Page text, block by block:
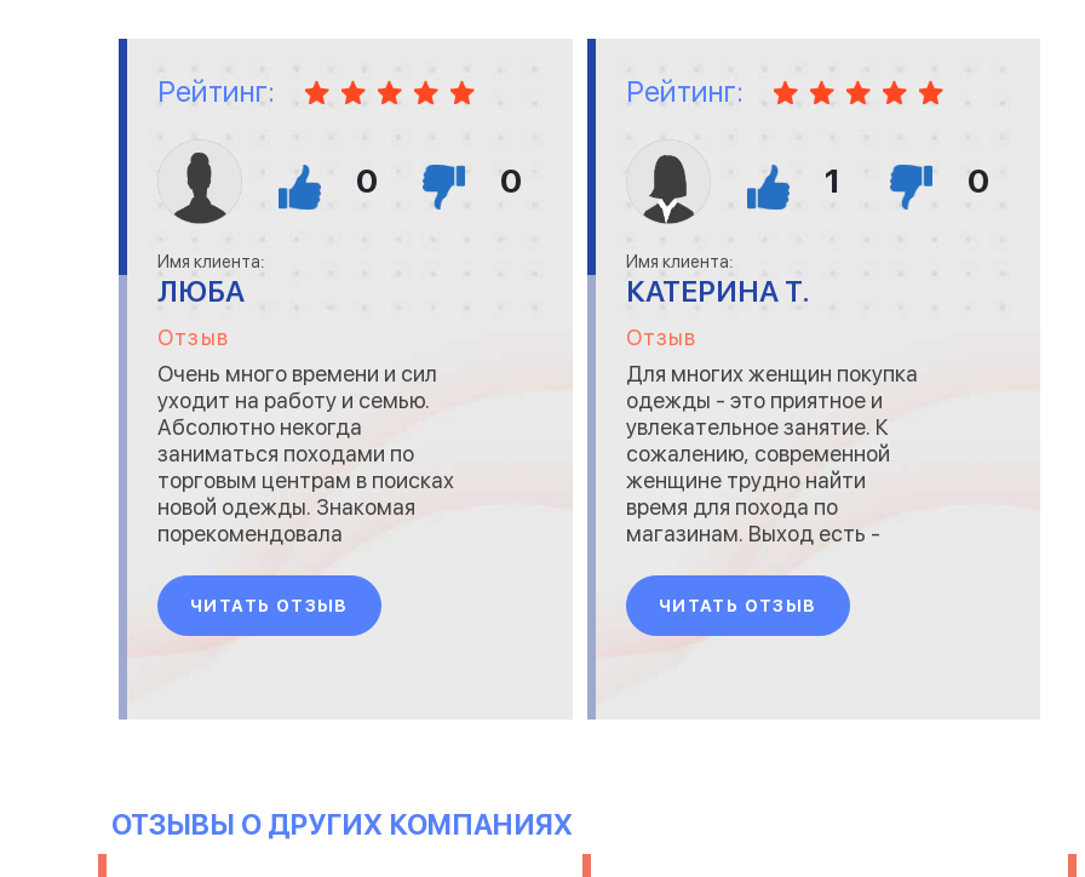
Рейтинг:
0 0
Имя клиента:
ЛЮБА
Отзыв
Очень много времени и сил
уходит на работу и семью.
Абсолютно некогда
заниматься походами по
торговым центрам в поисках
новой одежды. Знакомая
порекомендовала
довольна этим онлайн
магазином: ассортимент,
цены, качество.
ЧИТАТЬ ОТЗЫВ
Рейтинг:
1 0
Имя клиента:
КАТЕРИНА Т.
Отзыв
Для многих женщин покупка
одежды - это приятное и
увлекательное занятие. К
сожалению, современной
женщине трудно найти
время для похода по
магазинам. Выход есть -
украинском рынке, пожалуй,
лучшим интернет-магазином
женской одежды является
ЧИТАТЬ ОТЗЫВ
ОТЗЫВЫ О ДРУГИХ КОМПАНИЯХ